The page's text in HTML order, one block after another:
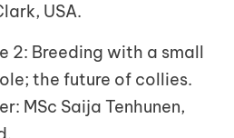
USA.
2: Breeding with a small
the future of collies.
MSc Saija Tenhunen,